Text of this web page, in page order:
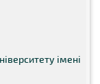
імені